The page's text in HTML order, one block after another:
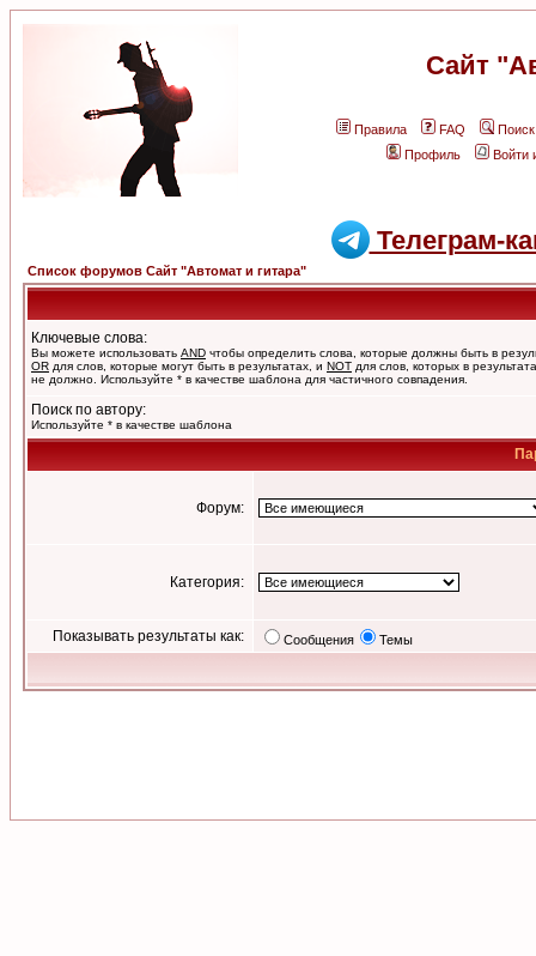
Сайт
Правила FAQ
Поиск
Профиль
Войти
Телеграм-
Список форумов Сайт "Автомат и гитара"
Ключевые слова:
Вы можете использовать AND чтобы определить слова, которые должны быть в
OR для слов, которые могут быть в результатах, и NOT для слов, которых в
не должно. Используйте * в качестве шаблона для частичного совпадения.
Поиск по автору:
Используйте * в качестве шаблона
Форум:
Категория:
Показывать результаты как: Сообщения Темы